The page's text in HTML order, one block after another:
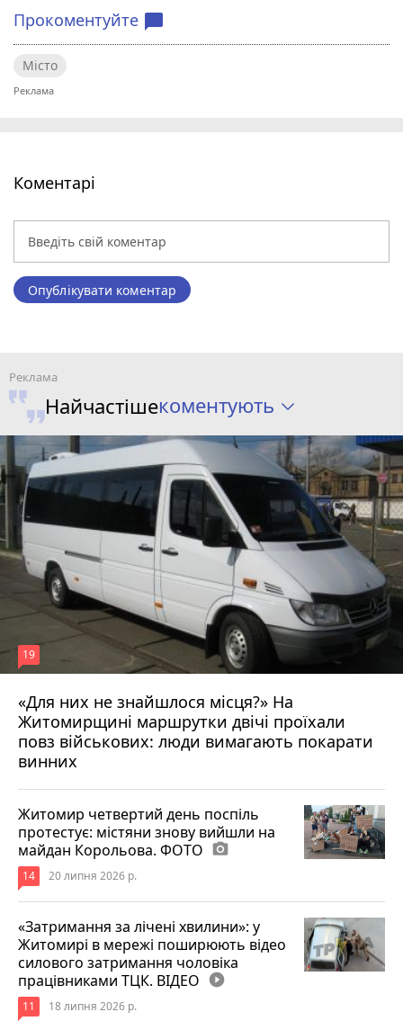
Прокоментуйте chat_bubble
Місто
Коментарі
Опублікувати коментар
Найчастішекоментують
«Для них не знайшлося місця?» На
Житомирщині маршрутки двічі проїхали
повз військових: люди вимагають покарати
винних
19
17 липня 2026 р.
Житомир четвертий день поспіль
протестує: містяни знову вийшли на
майдан Корольова. ФОТО photo_camera
14 20 липня 2026 р.
«Затримання за лічені хвилини»: у
Житомирі в мережі поширюють відео
силового затримання чоловіка
працівниками ТЦК. ВІДЕО play_circle_filled
11 18 липня 2026 р.